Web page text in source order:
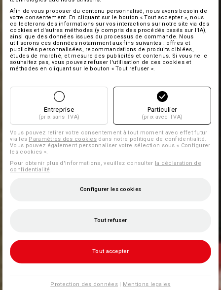
Afin de vous proposer du contenu personnalisé, nous avons besoin de
votre consentement. En cliquant sur le bouton « Tout accepter », nous
collecterons des informations sur vos interactions sur notre site via des
cookies et d'autres méthodes (y compris des procédés basés sur l'IA),
ainsi que des données issues du processus de commande. Nous
utiliserons ces données notamment aux fins suivantes : offres et
publicités personnalisées, recommandations de produits ciblées,
études de marché, et mesure des publicités et contenus. Si vous ne le
souhaitez pas, vous pouvez refuser l'utilisation de ces cookies et
méthodes en cliquant sur le bouton « Tout refuser ».
Entreprise
(prix sans TVA)
Particulier
(prix avec TVA)
Vous pouvez retirer votre consentement à tout moment avec effet futur
via les Paramètres des cookies dans notre politique de confidentialité.
Vous pouvez également personnaliser votre sélection sous « Configurer
les cookies ».
Pour obtenir plus d'informations, veuillez consulter la déclaration de
confidentialité .
Configurer les cookies
Tout refuser
Tout accepter
Protection des données| Mentions legales